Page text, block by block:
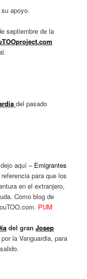
apoyo.
septiembre de la
del pasado
aquí – Emigrantes
para que los
en el extranjero,
Como blog de
PUM
del granJosep
la Vanguardia, para